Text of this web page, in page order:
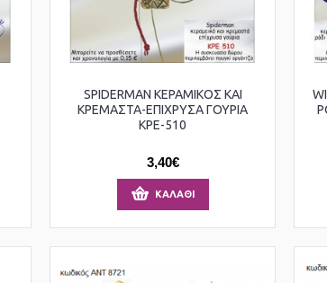
SPIDERMAN ΚΕΡΑΜΙΚΟΣ ΚΑΙ
ΚΡΕΜΑΣΤΑ-ΕΠΙΧΡΥΣΑ ΓΟΥΡΙΑ
ΚΡΕ-510
3,40€
ΚΑΛΆΘΙ